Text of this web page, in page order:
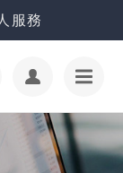
服務